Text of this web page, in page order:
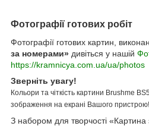
Фотографії готових робіт
Фотографії готових картин,
за номерами» дивіться у нашій
https://kramnicya.com.ua/ua/photos
Зверніть увагу!
Кольори та чіткість картини Brushme
зображення на екрані Вашого пристрою!
З набором для творчості